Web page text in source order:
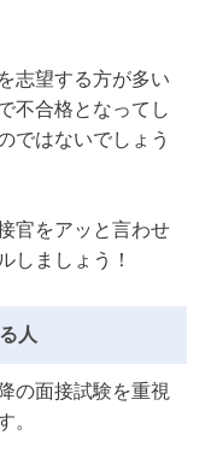
志望する方が多い
不合格となってし
ではないでしょう
官をアッと言わせ
しましょう！
人
の面接試験を重視
。